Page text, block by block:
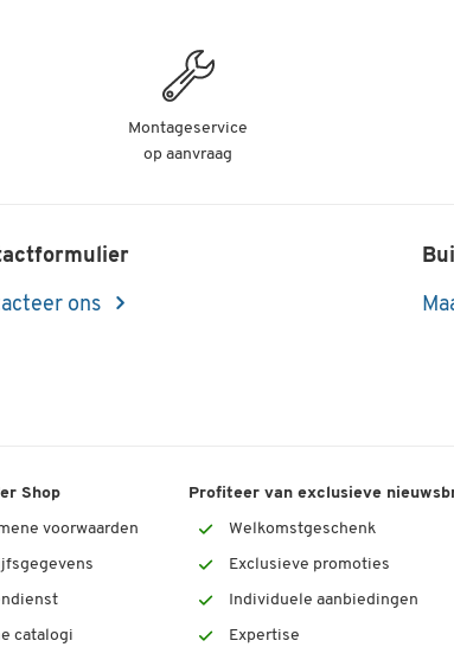
Montageservice
op aanvraag
ons
Shop
voorwaarden
catalogi
Profiteer van exclusieve
Welkomstgeschenk
Exclusieve promoties
Individuele aanbiedingen
Expertise